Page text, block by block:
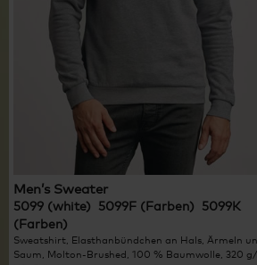
Men’s Sweater
5099 (white) 5099F (Farben) 5099K
(Farben)
Sweatshirt, Elasthanbündchen an Hals, Ärmeln
Saum, Molton-Brushed, 100 % Baumwolle, 320 g/